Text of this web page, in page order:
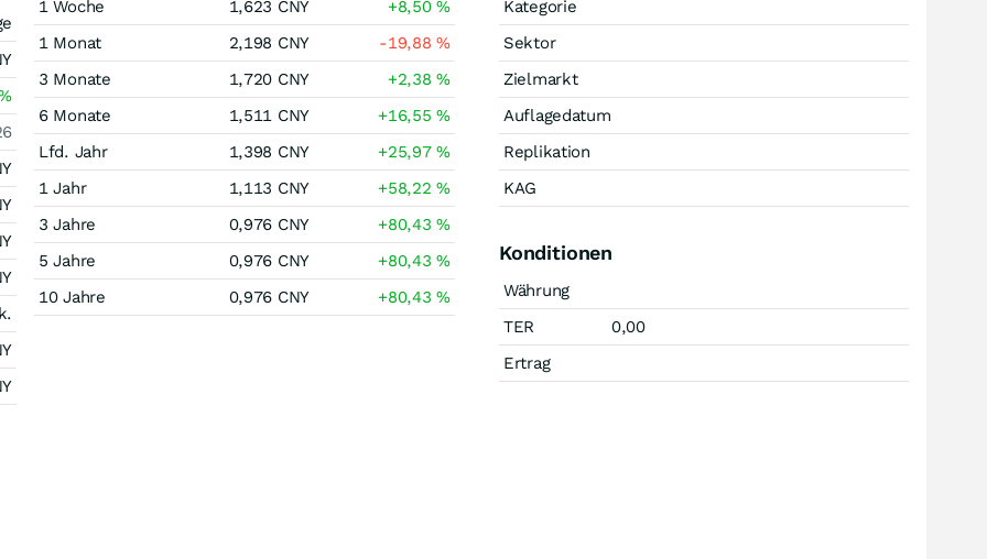
1 Woche
1,623 CNY +8,50%
1 Monat
2,198 CNY -19,88%
3 Monate
1,720 CNY +2,38%
6 Monate
1,511 CNY +16,55%
Lfd. Jahr
1,398 CNY +25,97%
1 Jahr
1,113 CNY +58,22%
3 Jahre
0,976 CNY +80,43%
5 Jahre
0,976 CNY +80,43%
10 Jahre
0,976 CNY +80,43%
Kategorie
Sektor
Zielmarkt
Auflagedatum
Replikation
KAG
Konditionen
Währung
TER
0,00
Ertrag